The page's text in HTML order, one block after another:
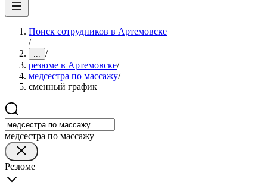
Поиск сотрудников в Артемовске
/
... /
резюме в Артемовске/
медсестра по массажу/
сменный график
медсестра по массажу
Резюме